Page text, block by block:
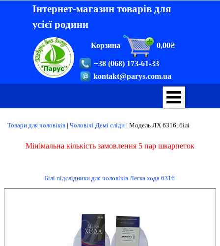
Інтернет-магазин товарів для
усієї родини
+38 (068) 173-61-33
kontakt@parys.com.ua
Корзина 0,00₴
Товари для чоловіків | Чоловічі Демі сліди | Модель ЛХ 6316, білі
Мінімальна кількість замовлення 5 пар шкарпеток
Білі підслідники для чоловіків Легка хода 6316